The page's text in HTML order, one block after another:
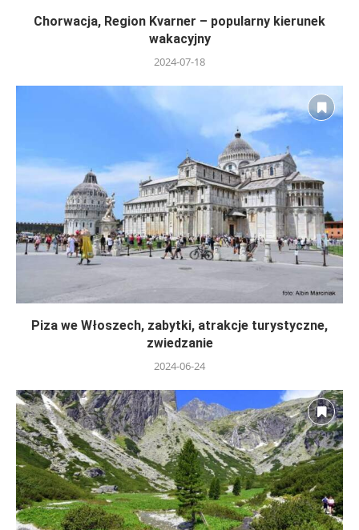
Chorwacja, Region Kvarner – popularny kierunek
wakacyjny
2024-07-18
Piza we Włoszech, zabytki, atrakcje turystyczne,
zwiedzanie
2024-06-24